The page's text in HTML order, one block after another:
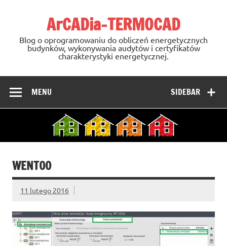
ArCADia-TERMOCAD
Blog o oprogramowaniu do obliczeń energetycznych
budynków, wykonywania audytów i certyfikatów
charakterystyki energetycznej.
SIDEBAR
MENU
WENT00
11 lutego 2016